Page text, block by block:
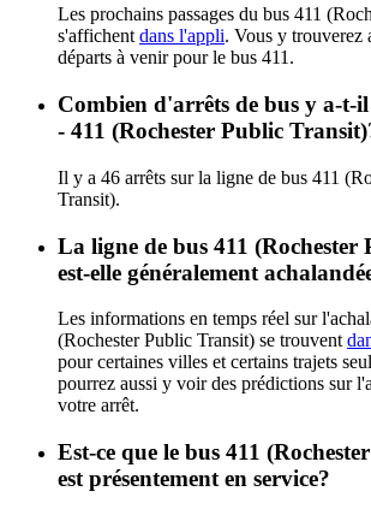
Les prochains passages du bus 411
s'affichent dans l'appli. Vous y trouverez
départs à venir pour le bus 411.
Combien d'arrêts de bus y a-t-
- 411 (Rochester Public
Il y a 46 arrêts sur la ligne de bus 411
Transit).
La ligne de bus 411
est-elle généralement
Les informations en temps réel sur
(Rochester Public Transit) se trouvent
pour certaines villes et certains trajets
pourrez aussi y voir des prédictions sur
votre arrêt.
Est-ce que le bus 411
est présentement en service?